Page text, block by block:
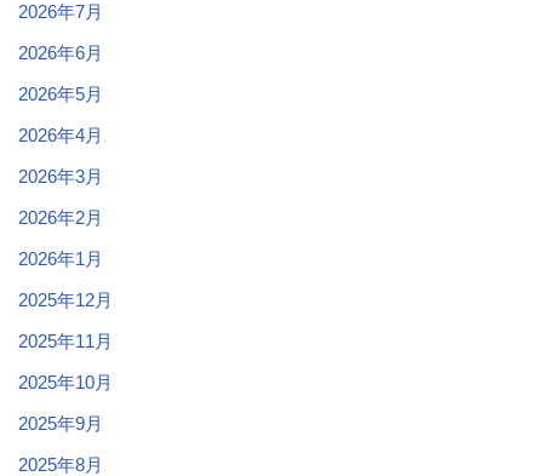
2026年7月
2026年6月
2026年5月
2026年4月
2026年3月
2026年2月
2026年1月
2025年12月
2025年11月
2025年10月
2025年9月
2025年8月